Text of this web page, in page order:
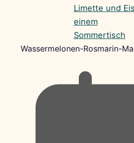
Wassermelonen-Rosmarin-